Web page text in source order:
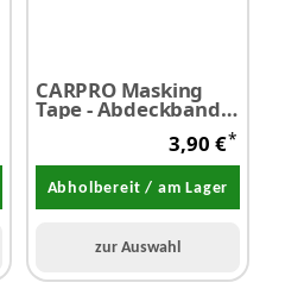
CARPRO Masking
Tape - Abdeckband
15 mm x 40 m 1
3,90 €*
Abholbereit / am Lager
zur Auswahl